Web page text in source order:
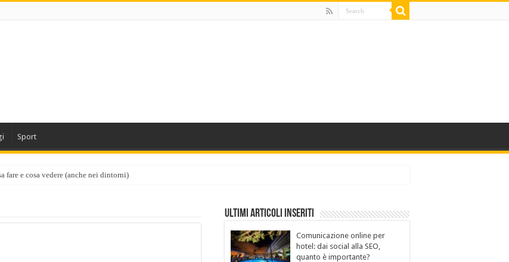
Sport
fare e cosa vedere (anche nei dintorni)
Ultimi Articoli Inseriti
Comunicazione online per
hotel: dai social alla SEO,
quanto è importante?